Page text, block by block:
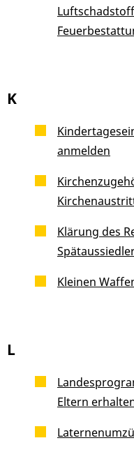
K
anmelden
Klärung des
Kleinen
L
Eltern